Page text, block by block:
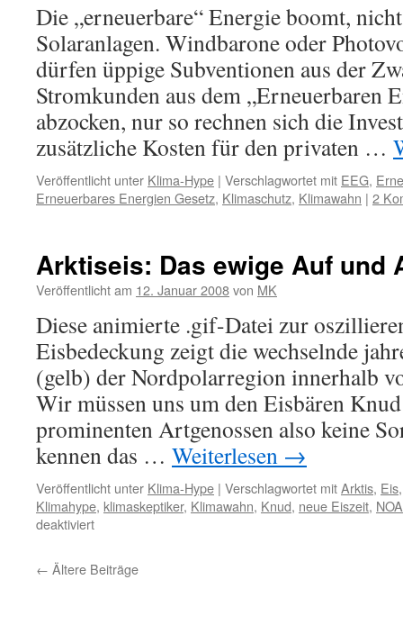
Die „erneuerbare“ Energie boomt,
Solaranlagen. Windbarone oder
dürfen üppige Subventionen aus der
Stromkunden aus dem „Erneuerbaren
abzocken, nur so rechnen sich die
zusätzliche Kosten für den privaten …
Veröffentlicht unter Klima-Hype | Verschlagwortet mit EEG,
Erneuerbares Energien Gesetz, Klimaschutz, Klimawahn | 2
Arktiseis: Das ewige Auf und
Veröffentlicht am 12. Januar 2008von MK
Diese animierte .gif-Datei zur
Eisbedeckung zeigt die wechselnde
(gelb) der Nordpolarregion innerhalb
Wir müssen uns um den Eisbären
prominenten Artgenossen also keine
kennen das … Weiterlesen →
Veröffentlicht unter Klima-Hype | Verschlagwortet mitArktis, Eis
Klimahype, klimaskeptiker, Klimawahn, Knud, neue Eiszeit,
deaktiviertfür
ewige
← Ältere Beiträge